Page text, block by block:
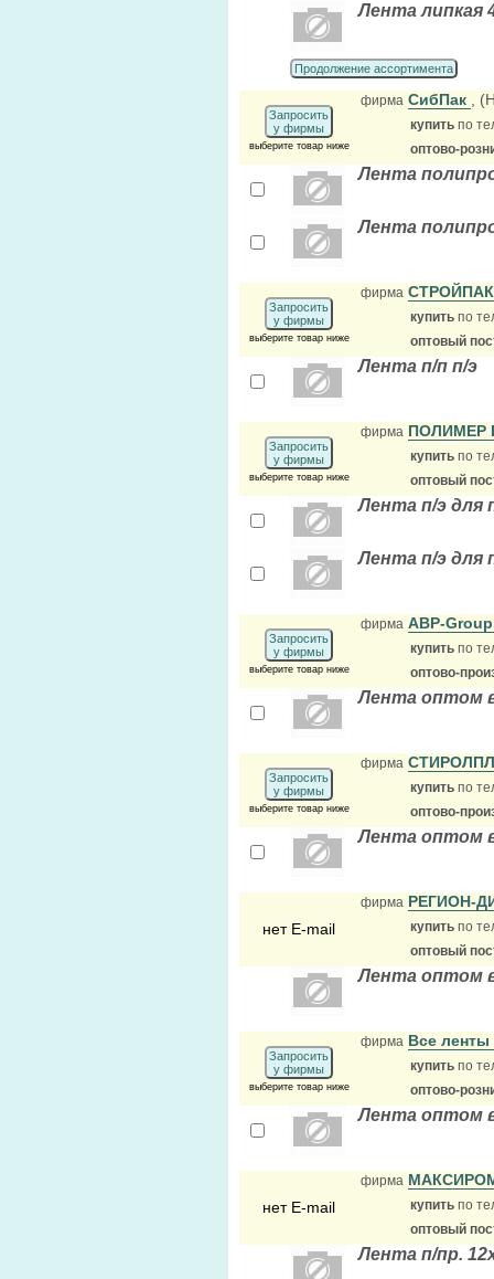
Лента липкая
Продолжение ассортимента
Запросить
у фирмы
выберите товар ниже
фирма СибПак ,
купить по
оптово-
Лента
Лента
Запросить
у фирмы
выберите товар ниже
фирма
купить по
оптовый
Лента п/п п/э
Запросить
у фирмы
выберите товар ниже
фирма ПОЛИМЕР
купить по
оптовый
Лента п/э для
Лента п/э для
Запросить
у фирмы
выберите товар ниже
фирма ABP-
купить по
оптово-
Лента оптом
Запросить
у фирмы
выберите товар ниже
фирма
купить по
оптово-
Лента оптом
нет E-mail
фирма РЕГИОН-
купить по
оптовый
Лента оптом
Запросить
у фирмы
выберите товар ниже
фирма Все
купить по
оптово-
Лента оптом
нет E-mail
фирма
купить по
оптовый
Лента п/пр.